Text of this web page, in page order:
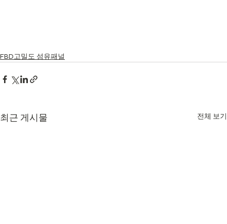
FBD고밀도 섬유패널
최근 게시물 전체 보기